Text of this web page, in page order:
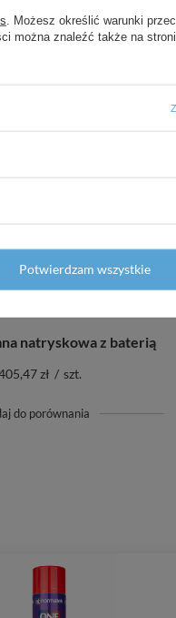
zł / szt.
natryskowa z baterią
zł / szt.
do porównania
. Możesz określić warunki
można znaleźć także na
Potwierdzam wszystkie